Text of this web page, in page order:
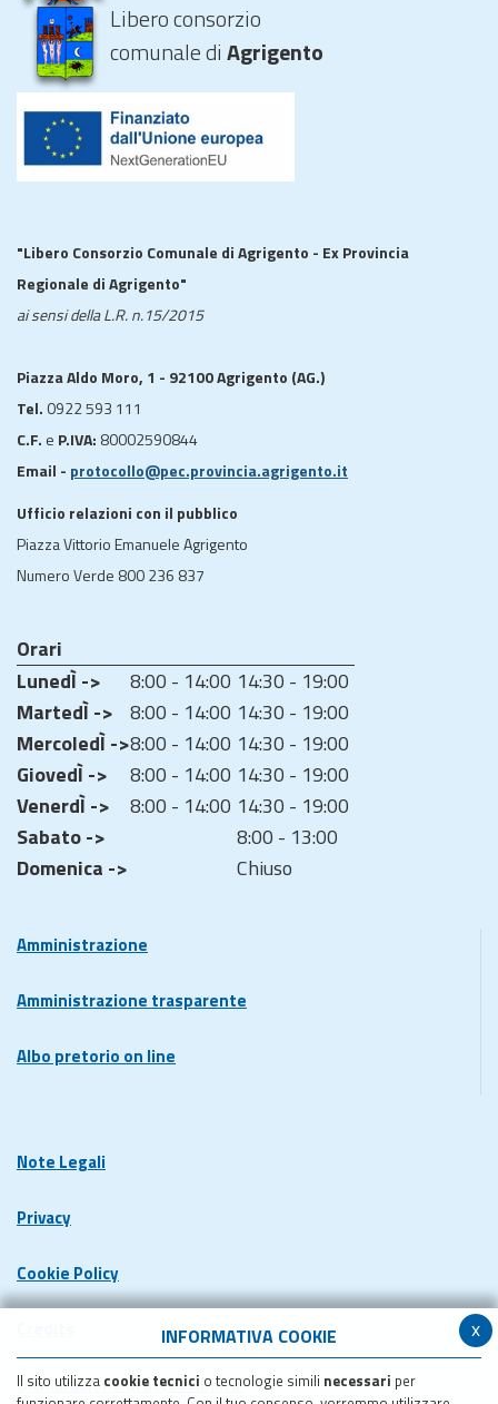
x
INFORMATIVA COOKIE
Il sito utilizza cookie tecnici o tecnologie simili necessari per
Libero consorzio
comunale diAgrigento
"Libero Consorzio Comunale di Agrigento - Ex Provincia
Regionale di Agrigento"
ai sensi della L.R. n.15/2015
Piazza Aldo Moro, 1 - 92100 Agrigento (AG.)
Tel. 0922 593 111
C.F. e P.IVA: 80002590844
Email - protocollo@pec.provincia.agrigento.it
Ufficio relazioni con il pubblico
Piazza Vittorio Emanuele Agrigento
Numero Verde 800 236 837
Orari
LunedÌ ->
8:00 - 14:00 14:30 - 19:00
MartedÌ -> 8:00 - 14:00 14:30 - 19:00
MercoledÌ ->8:00 - 14:00 14:30 - 19:00
GiovedÌ ->
8:00 - 14:00 14:30 - 19:00
VenerdÌ ->
8:00 - 14:00 14:30 - 19:00
Sabato ->
8:00 - 13:00
Domenica ->
Chiuso
Amministrazione
Amministrazione trasparente
Albo pretorio on line
Note Legali
Privacy
Cookie Policy
Dichiarazione di accessibilita'